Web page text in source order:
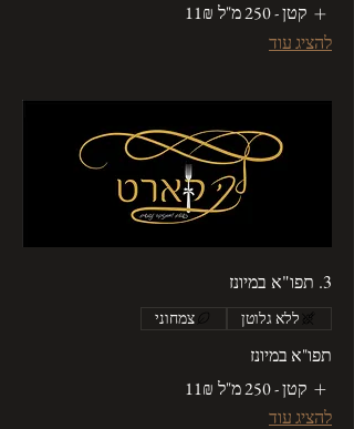
קטן - 250 מ"ל
‏11 ‏₪
להציג עוד
3. תפו"א במיונז
ללא גלוטן צמחוני
תפו"א במיונז
קטן - 250 מ"ל
‏11 ‏₪
להציג עוד